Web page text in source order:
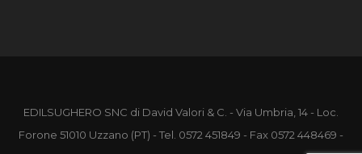
EDILSUGHERO SNC di David Valori & C. - Via Umbria, 14 - Loc.
Forone 51010 Uzzano (PT) - Tel. 0572 451849 - Fax 0572 448469 -